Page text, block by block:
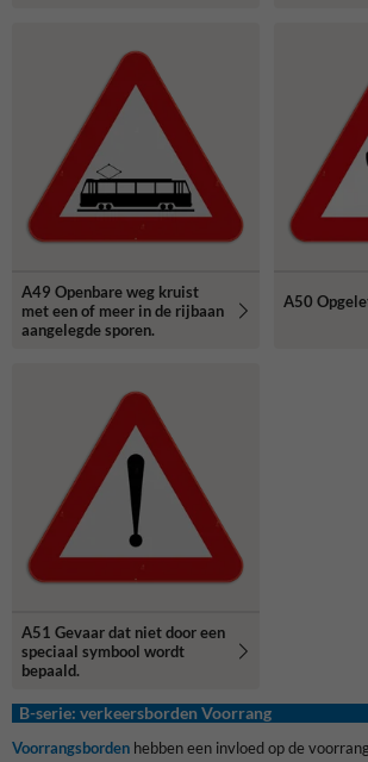
A49 Openbare weg kruist
met een of meer in de rijbaan
aangelegde sporen.
A50
A51 Gevaar dat niet door een
speciaal symbool wordt
bepaald.
B-serie: verkeersborden Voorrang
Voorrangsborden hebben een invloed op de